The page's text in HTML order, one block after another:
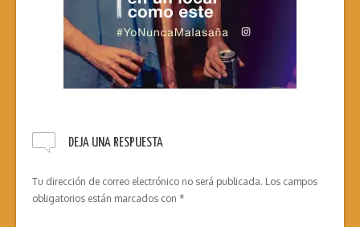
DEJA UNA RESPUESTA
Tu dirección de correo electrónico no será publicada. Los campos
obligatorios están marcados con *